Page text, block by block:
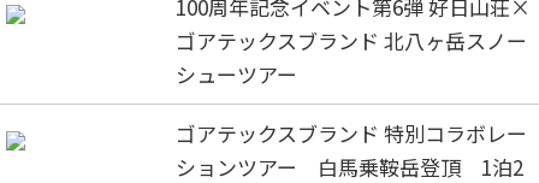
100周年記念イベント第6弾 好日山荘×
ゴアテックスブランド 北八ヶ岳スノー
シューツアー
ゴアテックスブランド 特別コラボレー
ションツアー 白馬乗鞍岳登頂 1泊2